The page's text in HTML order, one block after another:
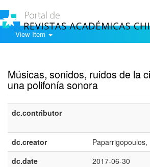
View Item
Músicas, sonidos, ruidos de la
una polifonía sonora
dc.contributor
dc.creator
Paparrigopoulos,
dc.date
2017-06-30